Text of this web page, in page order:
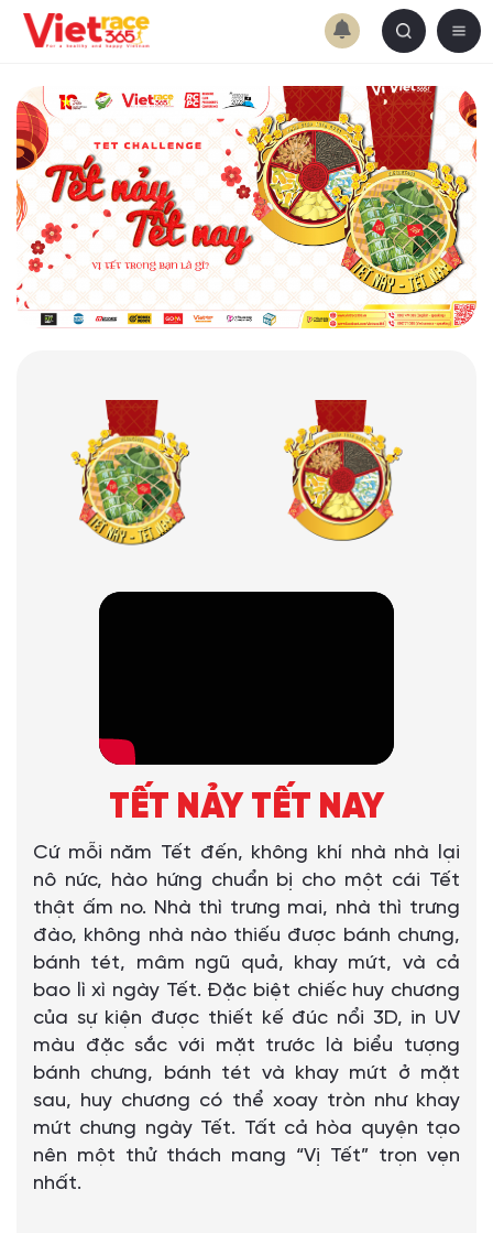
TẾT NẢY TẾT NAY
Cứ mỗi năm Tết đến, không khí nhà nhà lại
nô nức, hào hứng chuẩn bị cho một cái Tết
thật ấm no. Nhà thì trưng mai, nhà thì trưng
đào, không nhà nào thiếu được bánh chưng,
bánh tét, mâm ngũ quả, khay mứt, và cả
bao lì xì ngày Tết. Đặc biệt chiếc huy chương
của sự kiện được thiết kế đúc nổi 3D, in UV
màu đặc sắc với mặt trước là biểu tượng
bánh chưng, bánh tét và khay mứt ở mặt
sau, huy chương có thể xoay tròn như khay
mứt chưng ngày Tết. Tất cả hòa quyện tạo
nên một thử thách mang “Vị Tết” trọn vẹn
nhất.